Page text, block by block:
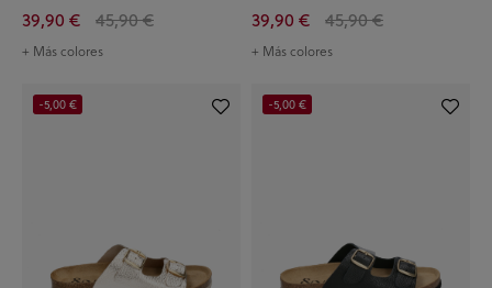
39,90 € 45,90 €
+ Más colores
39,90 € 45,90 €
+ Más colores
-5,00 € -5,00 €